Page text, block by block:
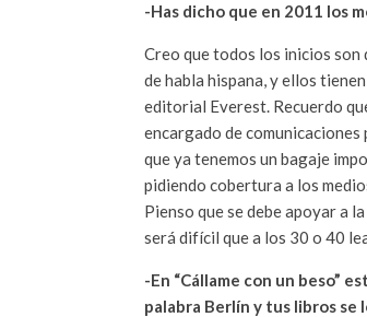
-Has dicho que en 2011 los
Creo que todos los inicios
de habla hispana, y ellos
editorial Everest. Recuerdo
encargado de
que ya tenemos un bagaje
pidiendo cobertura a los
Pienso que se debe apoyar a
será difícil que a los 30 o 40
-En “Cállame con un beso”
palabra Berlín y tus libros se